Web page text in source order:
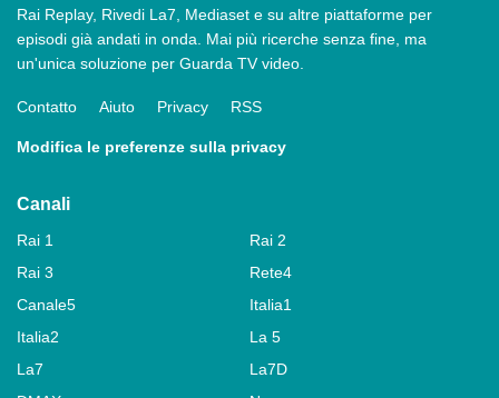
Rai Replay, Rivedi La7, Mediaset e su altre piattaforme per
episodi già andati in onda. Mai più ricerche senza fine, ma
un'unica soluzione per Guarda TV video.
Contatto Aiuto Privacy RSS
Modifica le preferenze sulla privacy
Canali
Rai 1
Rai 2
Rai 3
Rete4
Canale5
Italia1
Italia2
La 5
La7
La7D